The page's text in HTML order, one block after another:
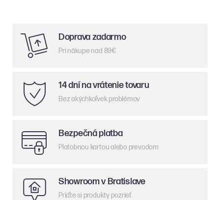
Doprava zadarmo
Pri nákupe nad 89€
14 dní na vrátenie tovaru
Bez akýchkoľvek problémov
Bezpečná platba
Platobnou kartou alebo prevodom
Showroom v Bratislave
Príďte si produkty pozrieť